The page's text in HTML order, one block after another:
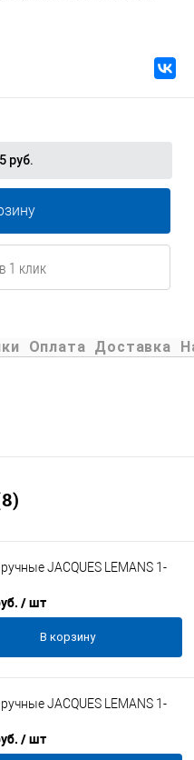
руб.
1 клик
Оплата Доставка
JACQUES LEMANS 1-
/ шт
В корзину
JACQUES LEMANS 1-
/ шт